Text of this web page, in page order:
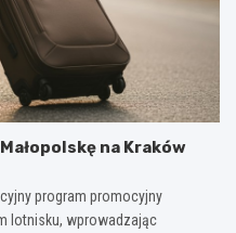
na Kraków
program promocyjny
lotnisku, wprowadzając